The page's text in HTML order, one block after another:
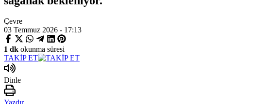
Çevre
03 Temmuz 2026 - 17:13
1 dk okunma süresi
TAKİP ET
Dinle
Yazdır